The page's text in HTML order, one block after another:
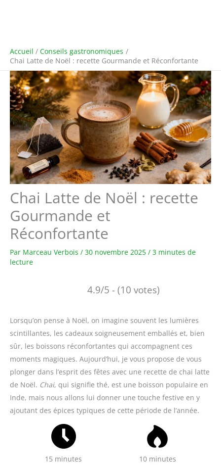
Accueil
Conseils gastronomiques
Chai Latte de Noël : recette Gourmande et Réconfortante
Chai Latte de Noël : recette
Gourmande et
Réconfortante
Par Marceau Verbois / 30 novembre 2025 / 3 minutes de
lecture
4.9/5 - (10 votes)
Lorsqu’on pense à Noël, on imagine souvent les lumières
scintillantes, les cadeaux soigneusement emballés et, bien
sûr, les boissons réconfortantes qui accompagnent ces
moments magiques. Aujourd’hui, je vous propose de vous
plonger dans l’esprit des fêtes avec une recette de chai latte
de Noël. Chai, qui signifie thé, est une boisson populaire en
Inde, mais nous allons lui donner une touche festive en y
ajoutant des épices typiques de cette période de l’année.
15 minutes 10 minutes